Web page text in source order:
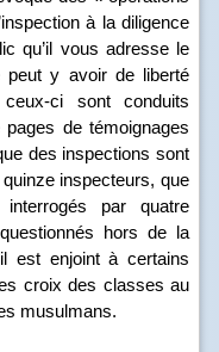
à la diligence
qu’il vous adresse le
peut y avoir de liberté
ci sont conduits
pages de témoignages
des inspections sont
inspecteurs, que
par quatre
hors de la
est enjoint à certains
croix des classes au
musulmans.